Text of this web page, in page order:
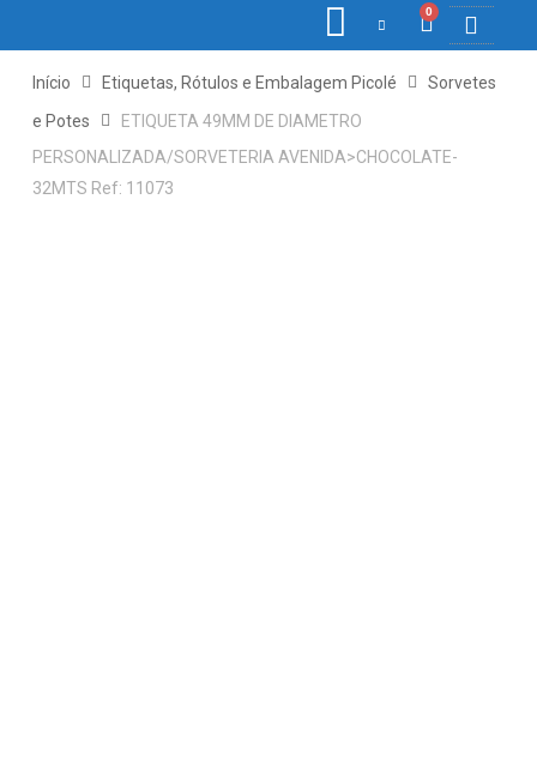
0
Início Etiquetas, Rótulos e Embalagem Picolé
Sorvetes
e Potes
ETIQUETA 49MM DE DIAMETRO
PERSONALIZADA/SORVETERIA AVENIDA>CHOCOLATE-
32MTS Ref: 11073